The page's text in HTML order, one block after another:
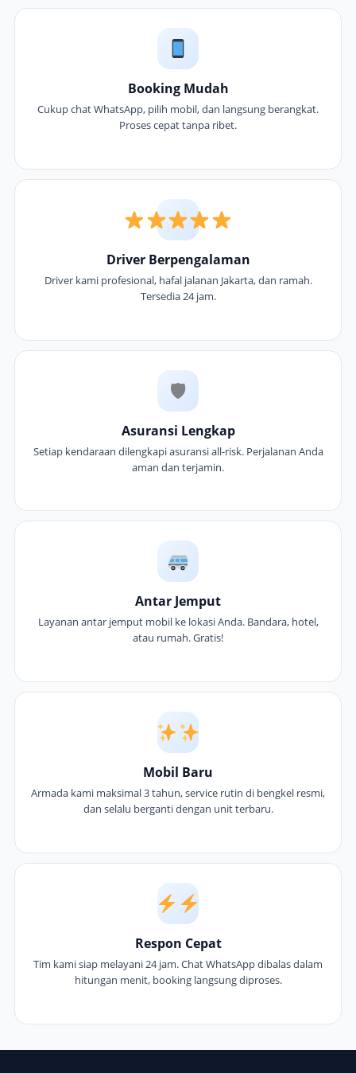
Booking Mudah
Cukup chat WhatsApp, pilih mobil, dan langsung berangkat.
Proses cepat tanpa ribet.
Driver Berpengalaman
Driver kami profesional, hafal jalanan Jakarta, dan ramah.
Tersedia 24 jam.
🛡
Asuransi Lengkap
Setiap kendaraan dilengkapi asuransi all-risk. Perjalanan Anda
aman dan terjamin.
Antar Jemput
Layanan antar jemput mobil ke lokasi Anda. Bandara, hotel,
atau rumah. Gratis!
Mobil Baru
Armada kami maksimal 3 tahun, service rutin di bengkel resmi,
dan selalu berganti dengan unit terbaru.
Respon Cepat
Tim kami siap melayani 24 jam. Chat WhatsApp dibalas dalam
hitungan menit, booking langsung diproses.